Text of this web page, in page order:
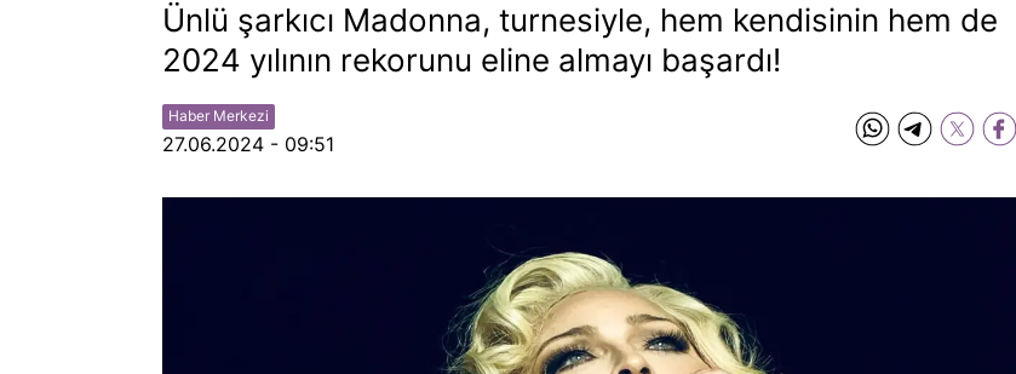
Ünlü şarkıcı Madonna, turnesiyle, hem kendisinin hem de
2024 yılının rekorunu eline almayı başardı!
Haber Merkezi
27.06.2024 - 09:51